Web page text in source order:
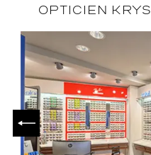
OPTICIEN KRYS
PRÉCÉDENT